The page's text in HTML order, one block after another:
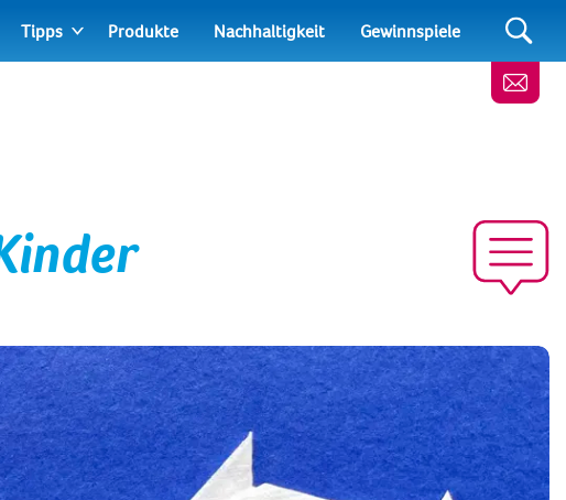
Tipps Produkte Nachhaltigkeit Gewinnspiele